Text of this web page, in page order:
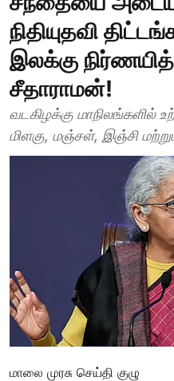
நிதியுதவி
இலக்கு
சீதாராமன்!
வடகிழக்கு மாநிலங்களில்
மிளகு, மஞ்சள், இஞ்சி
மாலை முரசு செய்தி குழு